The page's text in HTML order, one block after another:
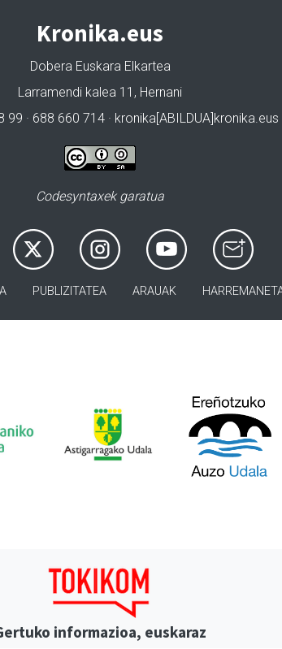
Kronika.eus
Dobera Euskara Elkartea
Larramendi kalea 11, Hernani
99 · 688 660 714 · kronika[ABILDUA]kronika.eus
Codesyntaxek garatua
PUBLIZITATEA ARAUAK
informazioa, euskaraz